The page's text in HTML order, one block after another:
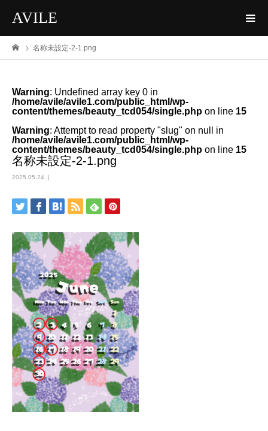
AVILE
名称未設定-2-1.png
Warning: Undefined array key 0 in
/home/avile/avile1.com/public_html/wp-
content/themes/beauty_tcd054/single.php on line 15
Warning: Attempt to read property "slug" on null in
/home/avile/avile1.com/public_html/wp-
content/themes/beauty_tcd054/single.php on line 15
名称未設定-2-1.png
2025.05.24